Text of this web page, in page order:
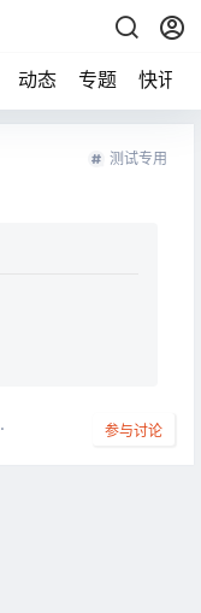
动态 专题 快讯
测试专用
参与讨论